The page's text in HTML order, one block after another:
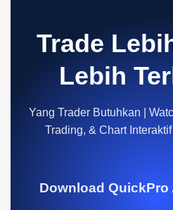
Trade
Lebih
Yang Trader Butuhkan |
Trading, & Chart
Download QuickPro